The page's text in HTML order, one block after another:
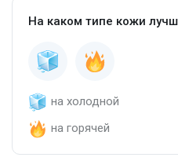
На каком типе кожи
на холодной
на горячей